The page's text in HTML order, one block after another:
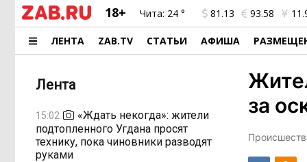
18+ Чита: 24 ° 81.13 93.58
ЛЕНТА ZAB.TV СТАТЬИ АФИША
Лента
15:02
«Ждать некогда»: жители
подтопленного Угдана просят
технику, пока чиновники разводят
руками
за